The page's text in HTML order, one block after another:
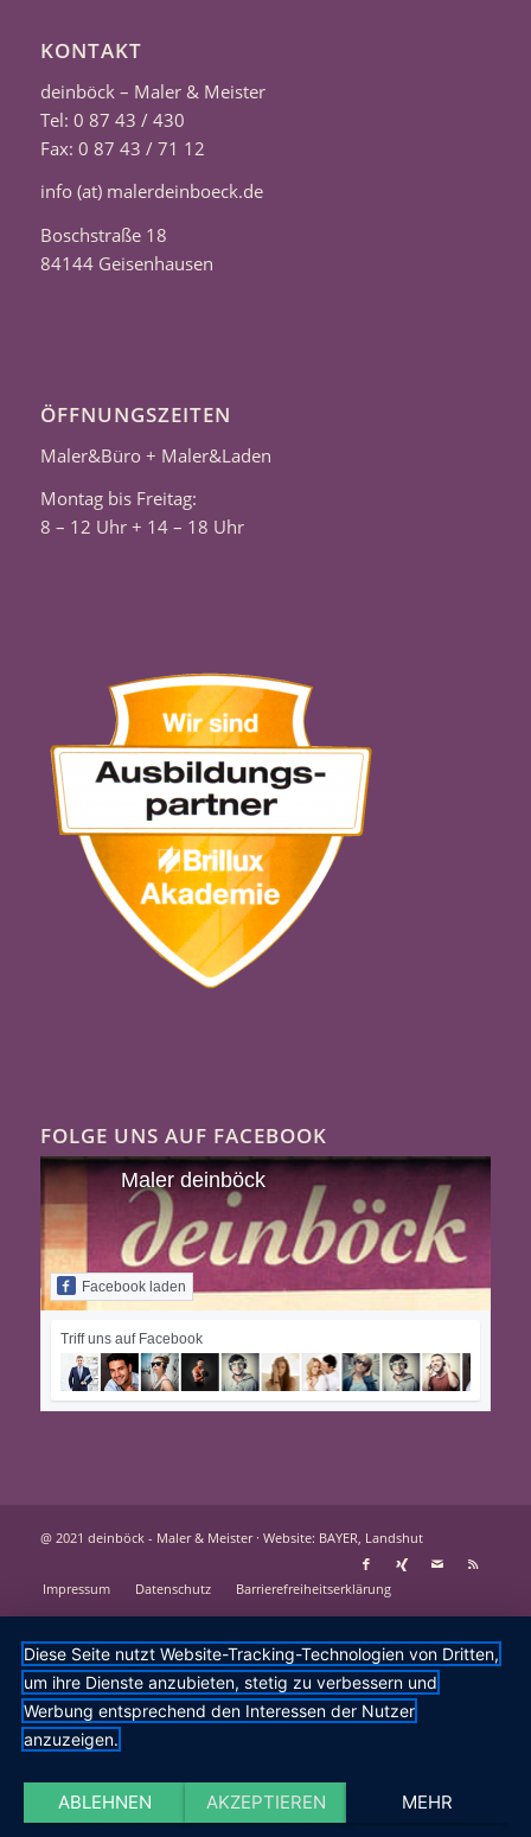
KONTAKT
deinböck – Maler & Meister
Tel: 0 87 43 / 430
Fax: 0 87 43 / 71 12
info (at) malerdeinboeck.de
Boschstraße 18
84144 Geisenhausen
ÖFFNUNGSZEITEN
Maler&Büro + Maler&Laden
Montag bis Freitag:
8 – 12 Uhr + 14 – 18 Uhr
FOLGE UNS AUF FACEBOOK
Maler deinböck
Facebook laden
Triff uns auf Facebook
@ 2021 deinböck - Maler & Meister · Website: BAYER, Landshut
Impressum Datenschutz Barrierefreiheitserklärung
Diese Seite nutzt Website-Tracking-Technologien von Dritten,
um ihre Dienste anzubieten, stetig zu verbessern und
Werbung entsprechend den Interessen der Nutzer
anzuzeigen.
ABLEHNEN AKZEPTIEREN MEHR